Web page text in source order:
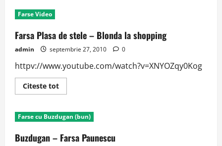
Farse Video
Farsa Plasa de stele – Blonda la shopping
admin septembrie 27, 2010 0
httpv://www.youtube.com/watch?v=XNYOZqy0Kog
Citeste totRead
more
Plasa
de
–
Blonda
Farse cu Buzdugan (bun)
Buzdugan – Farsa Paunescu